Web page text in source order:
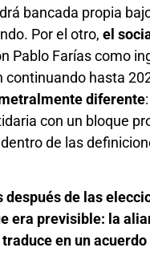
bancada propia
Por el otro, el
Pablo Farías como
continuando hasta
diferente
con un bloque
de las
después de las
era previsible: la
en un acuerdo